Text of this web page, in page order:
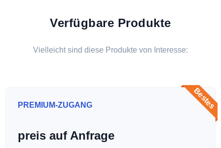
Verfügbare Produkte
Vielleicht sind diese Produkte von Interesse:
Bestes
PREMIUM-ZUGANG
preis auf Anfrage